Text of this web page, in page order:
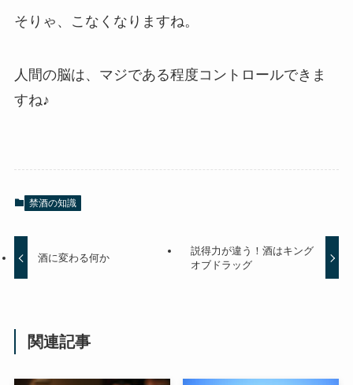
そりゃ、こなくなりますね。
人間の脳は、マジである程度コントロールできま
すね♪
禁酒の知識
酒に変わる何か
説得力が違う！酒はキング
オブドラッグ
関連記事